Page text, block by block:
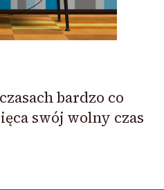
bardzo co
swój wolny czas